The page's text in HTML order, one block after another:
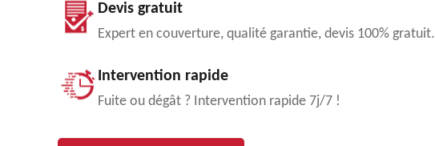
Devis gratuit
Expert en couverture, qualité garantie, devis 100% gratuit.
Intervention rapide
Fuite ou dégât ? Intervention rapide 7j/7 !